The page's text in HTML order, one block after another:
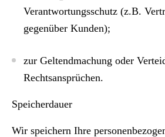
Verantwortungsschutz (z.B.
gegenüber Kunden);
zur Geltendmachung oder
Rechtsansprüchen.
Speicherdauer
Wir speichern Ihre